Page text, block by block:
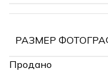
РАЗМЕР
Продано